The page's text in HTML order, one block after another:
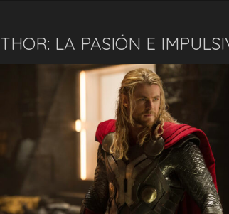
THOR: LA PASIÓN E